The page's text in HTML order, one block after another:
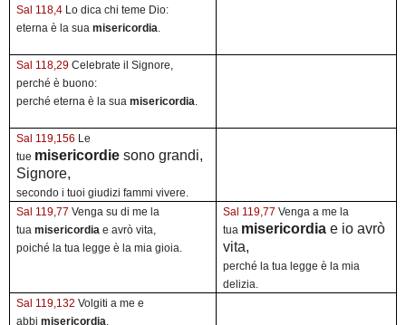
Sal 118,4 Lo dica chi teme Dio:
eterna è la sua misericordia.
Sal 118,29 Celebrate il Signore,
perché è buono:
perché eterna è la sua misericordia.
Sal 119,156 Le
tue misericordie sono grandi,
Signore,
secondo i tuoi giudizi fammi vivere.
Sal 119,77 Venga su di me la
tua misericordia e avrò vita,
poiché la tua legge è la mia gioia.
Sal 119,77 Venga a me la
tua misericordia e io avrò
vita,
perché la tua legge è la mia
delizia.
Sal 119,132 Volgiti a me e
abbi misericordia,